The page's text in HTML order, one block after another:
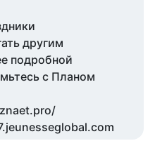
другим
подробной
с Планом